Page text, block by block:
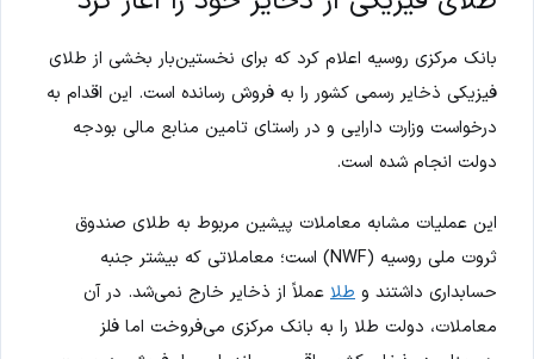
بانک مرکزی روسیه اعلام کرد که برای نخستین‌بار بخشی از طلای
فیزیکی ذخایر رسمی کشور را به فروش رسانده است. این اقدام به
درخواست وزارت دارایی و در راستای تامین منابع مالی بودجه
دولت انجام شده است.
این عملیات مشابه معاملات پیشین مربوط به طلای صندوق
ثروت ملی روسیه (NWF) است؛ معاملاتی که بیشتر جنبه
حسابداری داشتند و طلا عملاً از ذخایر خارج نمی‌شد. در آن
معاملات، دولت طلا را به بانک مرکزی می‌فروخت اما فلز